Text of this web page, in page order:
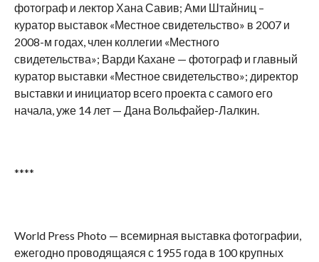
фотограф и лектор Хана Савив; Ами Штайниц –
куратор выставок «Местное свидетельство» в 2007 и
2008-м годах, член коллегии «Местного
свидетельства»; Варди Кахане — фотограф и главный
куратор выставки «Местное свидетельство»; директор
выставки и инициатор всего проекта с самого его
начала, уже 14 лет — Дана Вольфайер-Лалкин.
****
World Press Photo — всемирная выставка фотографии,
ежегодно проводящаяся с 1955 года в 100 крупных